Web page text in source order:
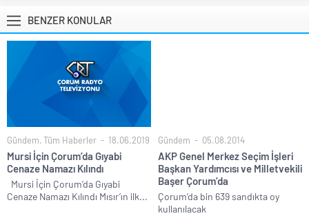
BENZER KONULAR
Gündem, Tüm Haberler 18.06.2019
Mursi İçin Çorum’da Gıyabi
Cenaze Namazı Kılındı
Mursi İçin Çorum’da Gıyabi
Cenaze Namazı Kılındı Mısır’ın ilk...
Gündem 05.08.2014
AKP Genel Merkez Seçim İşleri
Başkan Yardımcısı ve Milletvekili
Başer Çorum’da
Çorum’da bin 639 sandıkta oy
kullanılacak